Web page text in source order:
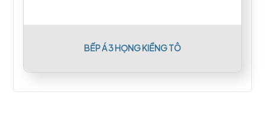
BẾP Á 3 HỌNG KIỀNG TÔ